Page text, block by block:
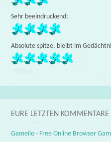
Sehr beeindruckend:
Absolute spitze, bleibt im
EURE LETZTEN KOMMENTARE
Gameilo - Free Online Browser